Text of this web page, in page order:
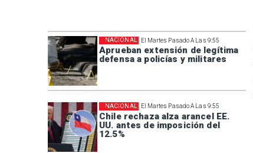
El Martes Pasado A Las 9:55
Aprueban extensión de legítima
defensa a policías y militares
NACIONAL
El Martes Pasado A Las 9:55
Chile rechaza alza arancel EE.
UU. antes de imposición del
12.5%
NACIONAL